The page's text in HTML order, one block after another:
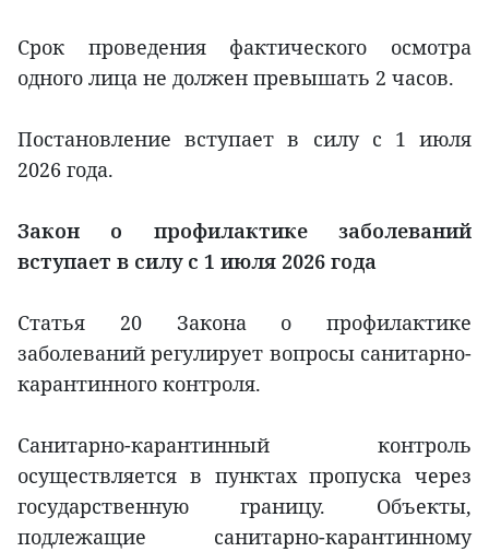
Срок проведения фактического осмотра
одного лица не должен превышать 2 часов.
Постановление вступает в силу с 1 июля
2026 года.
Закон о профилактике заболеваний
вступает в силу с 1 июля 2026 года
Статья 20 Закона о профилактике
заболеваний регулирует вопросы санитарно-
карантинного контроля.
Санитарно-карантинный контроль
осуществляется в пунктах пропуска через
государственную границу. Объекты,
подлежащие санитарно-карантинному